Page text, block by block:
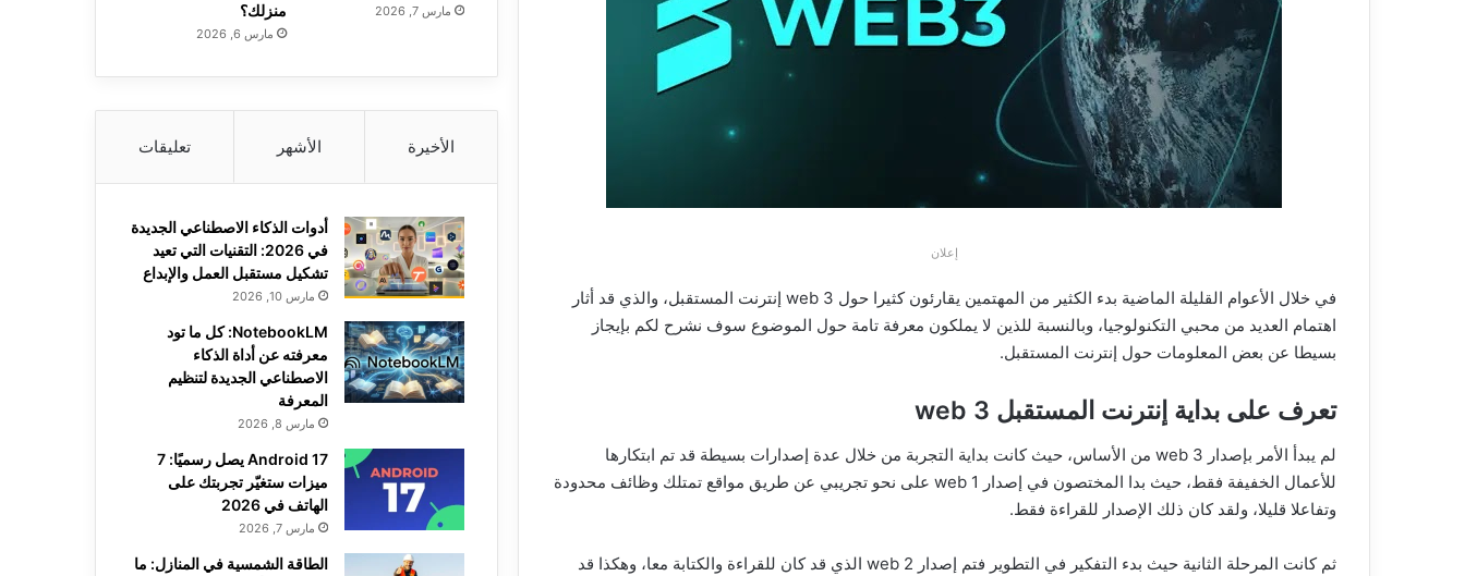
إعلان
في خلال الأعوام القليلة الماضية بدء الكثير من المهتمين يقارئون كثيرا حول web 3 إنترنت المستقبل، والذي قد أثار
اهتمام العديد من محبي التكنولوجيا، وبالنسبة للذين لا يملكون معرفة تامة حول الموضوع سوف نشرح لكم بإيجاز
بسيطا عن بعض المعلومات حول إنترنت المستقبل.
تعرف على بداية إنترنت المستقبل web 3
لم يبدأ الأمر بإصدار web 3 من الأساس، حيث كانت بداية التجربة من خلال عدة إصدارات بسيطة قد تم ابتكارها
للأعمال الخفيفة فقط، حيث بدا المختصون في إصدار web 1 على نحو تجريبي عن طريق مواقع تمتلك وظائف محدودة
وتفاعلا قليلا، ولقد كان ذلك الإصدار للقراءة فقط.
ثم كانت المرحلة الثانية حيث بدء التفكير في التطوير فتم إصدار web 2 الذي قد كان للقراءة والكتابة معا، وهكذا قد
مارس 7, 2026
منزلك؟
مارس 6, 2026
الأخيرة الأشهر تعليقات
أدوات الذكاء الاصطناعي الجديدة
في 2026: التقنيات التي تعيد
تشكيل مستقبل العمل والإبداع
مارس 10, 2026
NotebookLM: كل ما تود
معرفته عن أداة الذكاء
الاصطناعي الجديدة لتنظيم
المعرفة
مارس 8, 2026
Android 17 يصل رسميًا: 7
ميزات ستغيّر تجربتك على
الهاتف في 2026
مارس 7, 2026
الطاقة الشمسية في المنازل: ما